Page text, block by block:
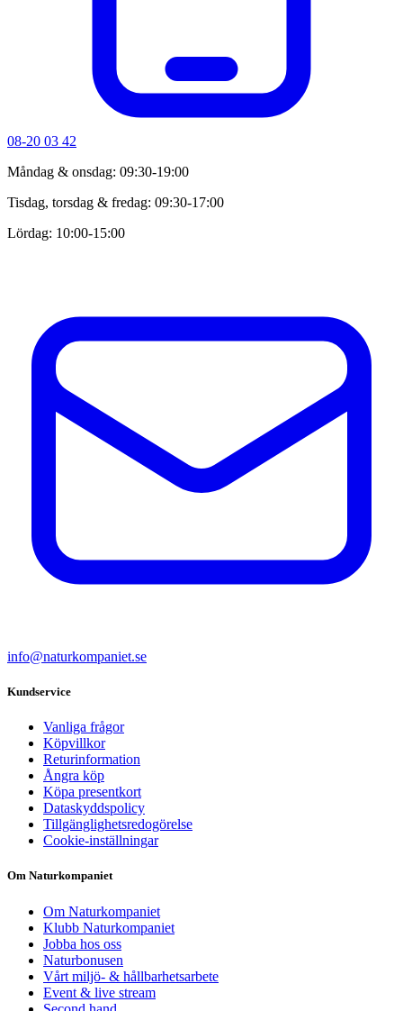
08-20 03 42
Måndag & onsdag: 09:30-19:00
Tisdag, torsdag & fredag: 09:30-17:00
Lördag: 10:00-15:00
info@naturkompaniet.se
Kundservice
Vanliga frågor
Köpvillkor
Returinformation
Ångra köp
Köpa presentkort
Dataskyddspolicy
Tillgänglighetsredogörelse
Cookie-inställningar
Om Naturkompaniet
Om Naturkompaniet
Klubb Naturkompaniet
Jobba hos oss
Naturbonusen
Vårt miljö- & hållbarhetsarbete
Event & live stream